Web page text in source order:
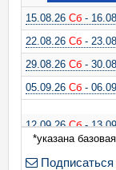
15.08.26 Сб - 16.08
22.08.26 Сб - 23.08
29.08.26 Сб - 30.08
05.09.26 Сб - 06.09
12.09.26Сб-
19.09.26Сб-
*указана
Подписаться